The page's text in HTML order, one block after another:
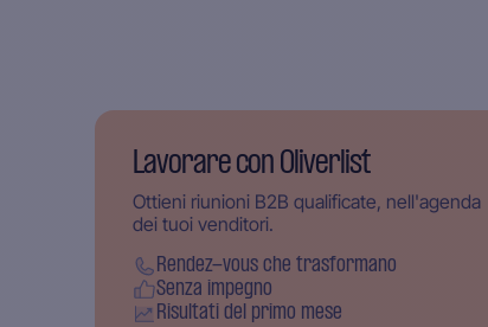
Lavorare con Oliverlist
Ottieni riunioni B2B qualificate, nell'agenda
dei tuoi venditori.
Rendez-vous che trasformano
Senza impegno
Risultati del primo mese